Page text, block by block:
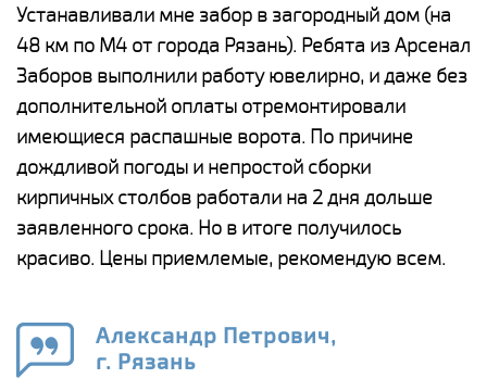
Устанавливали мне забор в загородный дом (на
48 км по М4 от города Рязань). Ребята из Арсенал
Заборов выполнили работу ювелирно, и даже без
дополнительной оплаты отремонтировали
имеющиеся распашные ворота. По причине
дождливой погоды и непростой сборки
кирпичных столбов работали на 2 дня дольше
заявленного срока. Но в итоге получилось
красиво. Цены приемлемые, рекомендую всем.
Александр Петрович,
г. Рязань